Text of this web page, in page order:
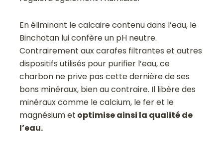
En éliminant le calcaire contenu dans l’eau, le
Binchotan lui confère un pH neutre.
Contrairement aux carafes filtrantes et autres
dispositifs utilisés pour purifier l’eau, ce
charbon ne prive pas cette dernière de ses
bons minéraux, bien au contraire. Il libère des
minéraux comme le calcium, le fer et le
magnésium et optimise ainsi la qualité de
l’eau.